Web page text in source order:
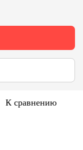
К сравнению